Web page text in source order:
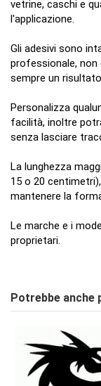
vetrine, caschi e
l'applicazione.
Gli adesivi sono
professionale, non
sempre un
Personalizza
facilità, inoltre
senza lasciare
La lunghezza
15 o 20
mantenere la
Le marche e i
proprietari.
Potrebbe anche